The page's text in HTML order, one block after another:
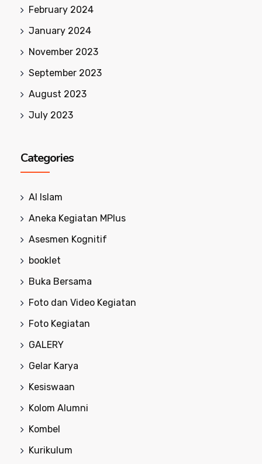
February 2024
January 2024
November 2023
September 2023
August 2023
July 2023
Categories
Al Islam
Aneka Kegiatan MPlus
Asesmen Kognitif
booklet
Buka Bersama
Foto dan Video Kegiatan
Foto Kegiatan
GALERY
Gelar Karya
Kesiswaan
Kolom Alumni
Kombel
Kurikulum